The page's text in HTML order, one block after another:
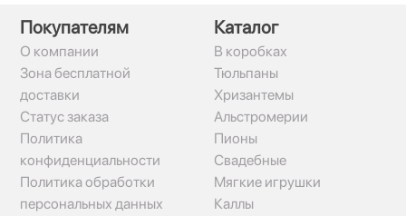
Покупателям
О компании
Зона бесплатной
доставки
Статус заказа
Политика
конфиденциальности
Политика обработки
персональных данных
Каталог
В коробках
Тюльпаны
Хризантемы
Альстромерии
Пионы
Свадебные
Мягкие игрушки
Каллы